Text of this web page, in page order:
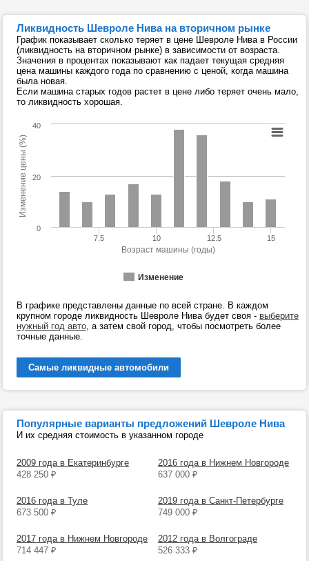
Ликвидность Шевроле Нива на вторичном рынке
График показывает сколько теряет в цене Шевроле Нива в России
(ликвидность на вторичном рынке) в зависимости от возраста.
Значения в процентах показывают как падает текущая средняя
цена машины каждого года по сравнению с ценой, когда машина
была новая.
Если машина старых годов растет в цене либо теряет очень мало,
то ликвидность хорошая.
Возраст машины (годы)
Изменение цены (%)
Изменение
7.5 10 12.5 15
0
20
40
В графике представлены данные по всей стране. В каждом
крупном городе ликвидность Шевроле Нива будет своя - выберите
нужный год авто, а затем свой город, чтобы посмотреть более
точные данные.
Самые ликвидные автомобили
Популярные варианты предложений Шевроле Нива
И их средняя стоимость в указанном городе
2009 года в Екатеринбурге
428 250 ₽
2016 года в Нижнем Новгороде
637 000 ₽
2016 года в Туле
673 500 ₽
2019 года в Санкт-Петербурге
749 000 ₽
2017 года в Нижнем Новгороде
714 447 ₽
2012 года в Волгограде
526 333 ₽